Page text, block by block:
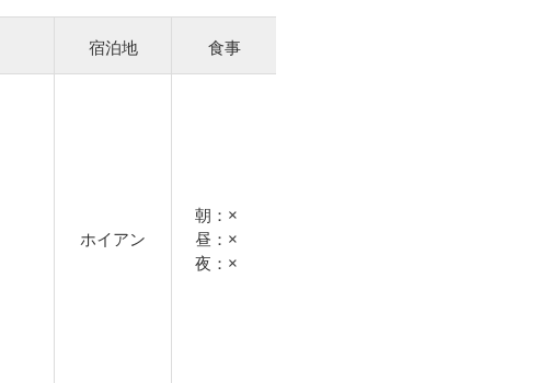
宿泊地 食事
ホイアン
朝：×
昼：×
夜：×